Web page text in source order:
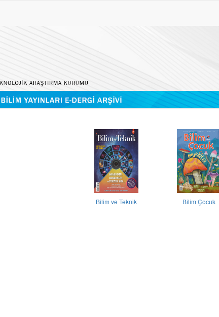
Bilim ve Teknik Bilim Çocuk